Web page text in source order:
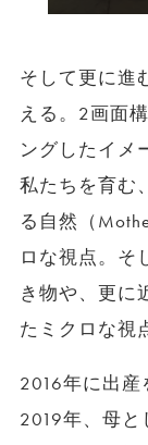
そして更に進
える。2画面
ングしたイメ
私たちを育む
る自然（
ロな視点。そ
き物や、更に
たミクロな視
2016年に出
2019年、母と